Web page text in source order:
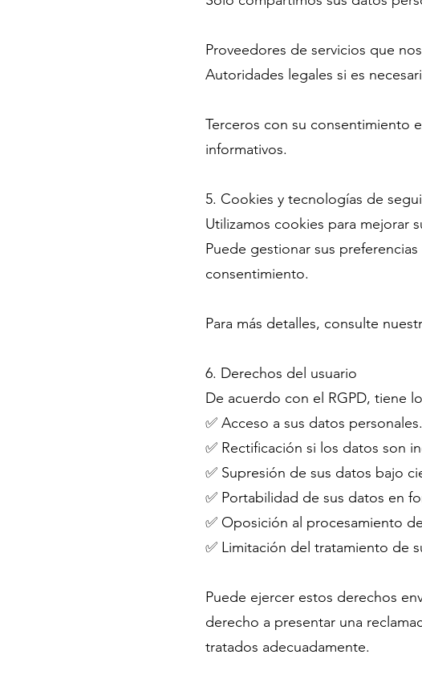
Proveedores de servicios que
Autoridades legales si es
Terceros con su consentimiento
informativos.
5. Cookies y tecnologías de
Utilizamos cookies para mejorar
Puede gestionar sus
consentimiento.
Para más detalles, consulte
6. Derechos del usuario
De acuerdo con el RGPD, tiene
✅ Acceso a sus datos personales.
✅ Rectificación si los datos son
✅ Supresión de sus datos bajo
✅ Portabilidad de sus datos en
✅ Oposición al procesamiento
✅ Limitación del tratamiento de
Puede ejercer estos derechos
derecho a presentar una
tratados adecuadamente.